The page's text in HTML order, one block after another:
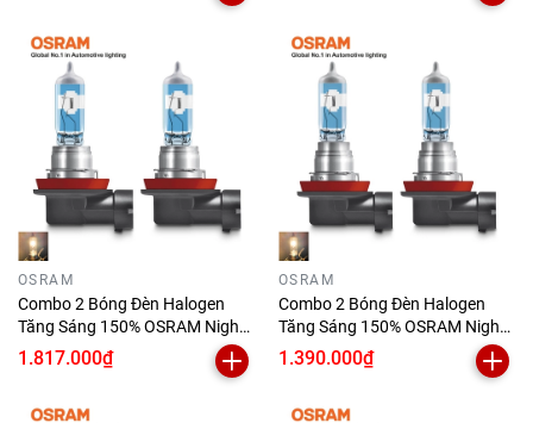
OSRAM
Combo 2 Bóng Đèn Halogen
Tăng Sáng 150% OSRAM Night
Breaker Laser H11 12V 55W
1.817.000₫
OSRAM
Combo 2 Bóng Đèn Halogen
Tăng Sáng 150% OSRAM Night
Breaker Laser H8 12V 35W
1.390.000₫